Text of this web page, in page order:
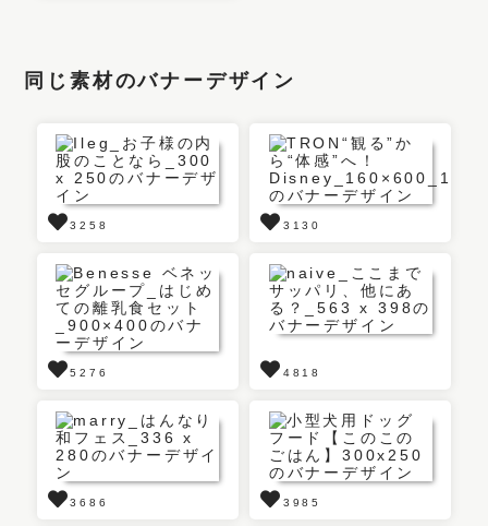
同じ素材のバナーデザイン
3258 3130
5276 4818
3686 3985